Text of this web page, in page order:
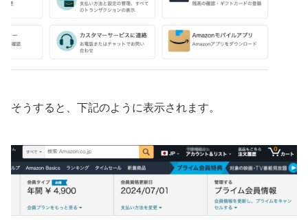
そうすると、下記のように表示されます。